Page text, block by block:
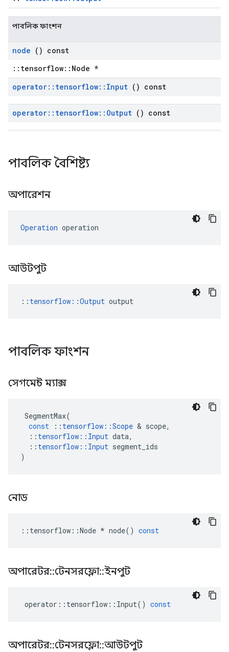
পাবলিক ফাংশন
node () const
::tensorflow::Node *
operator:: tensorflow:: Input () const
operator:: tensorflow:: Output () const
পাবলিক বৈশিষ্ট্য
অপারেশন
Operation operation
আউটপুট
:: tensorflow::Output output
পাবলিক ফাংশন
সেগমেন্ট ম্যাক্স
SegmentMax(
const
:: tensorflow ::Scope & scope,
:: tensorflow :: Input data,
:: tensorflow :: Input segment_ids
)
নোড
:: tensorflow ::Node * node() const
অপারেটর::টেনসরফ্লো::ইনপুট
operator :: tensorflow :: Input() const
অপারেটর::টেনসরফ্লো::আউটপুট